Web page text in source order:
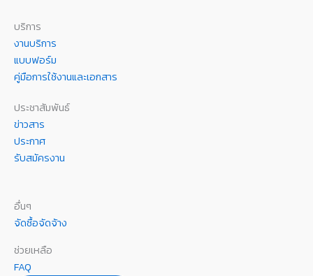
บริการ
งานบริการ
แบบฟอร์ม
คู่มือการใช้งานและเอกสาร
ประชาสัมพันธ์
ข่าวสาร
ประกาศ
รับสมัครงาน
อื่นๆ
จัดซื้อจัดจ้าง
ช่วยเหลือ
FAQ